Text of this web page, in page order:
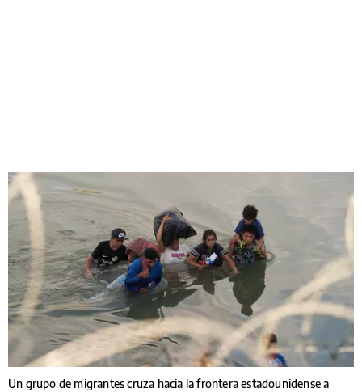
Un grupo de migrantes cruza hacia la frontera estadounidense a